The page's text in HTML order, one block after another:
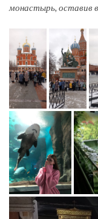
монастырь, оставив